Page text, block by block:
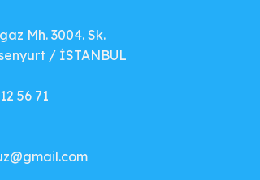
Mh. 3004. Sk.
/ İSTANBUL
56 71